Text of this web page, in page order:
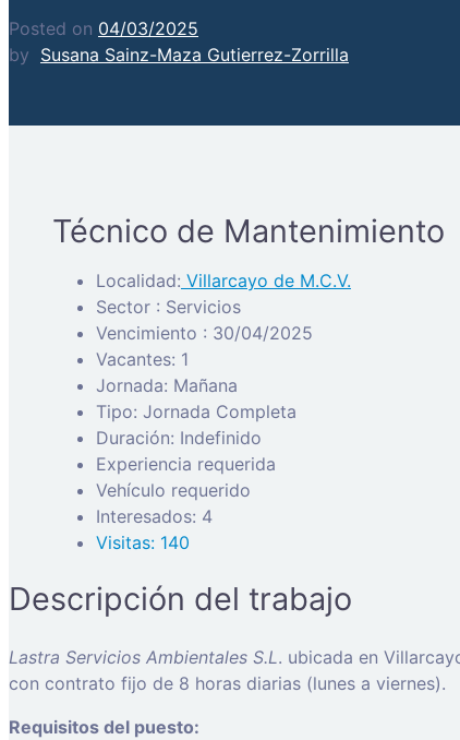
Posted on 04/03/2025
by Susana Sainz-Maza Gutierrez-Zorrilla
Técnico de Mantenimiento
Localidad: Villarcayo de M.C.V.
Sector : Servicios
Vencimiento : 30/04/2025
Vacantes: 1
Jornada: Mañana
Tipo: Jornada Completa
Duración: Indefinido
Experiencia requerida
Vehículo requerido
Interesados: 4
Visitas: 140
Descripción del trabajo
Lastra Servicios Ambientales S.L. ubicada en
con contrato fijo de 8 horas diarias (lunes a viernes).
Requisitos del puesto: